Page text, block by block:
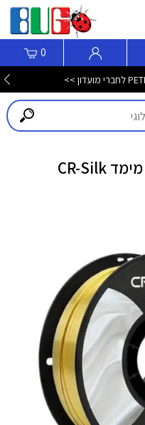
0
סליל הדפסה למדפסת תלת מימד CR-Silk